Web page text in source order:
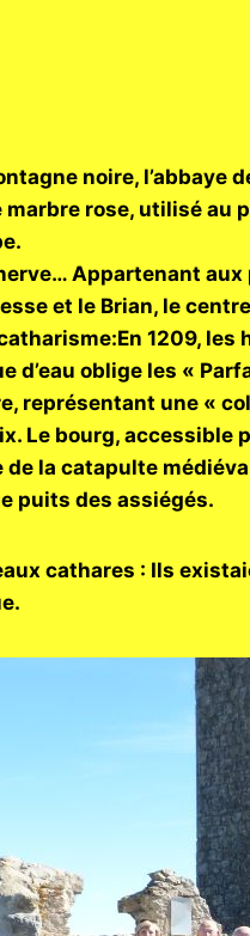
noire, l’abbaye
marbre rose, utilisé au
Appartenant
et le Brian, le
1209, les
d’eau oblige les «
représentant une «
Le bourg, accessible
la catapulte
puits des assiégés.
cathares : Ils